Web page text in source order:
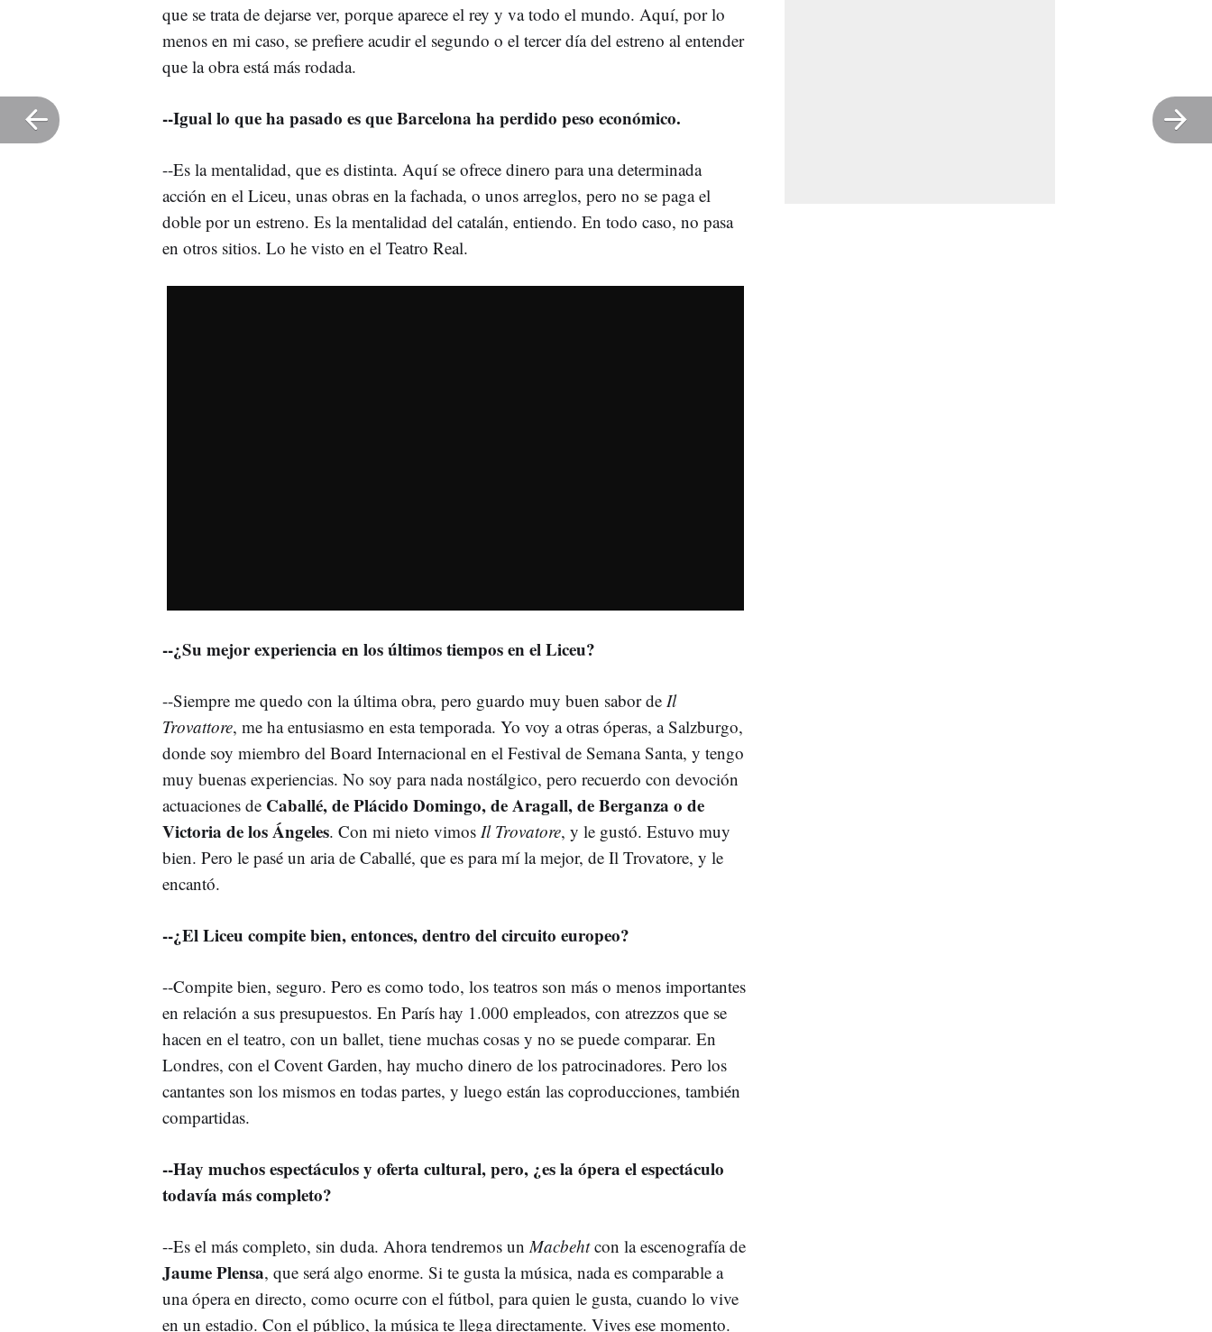
que se trata de dejarse ver, porque aparece el rey y va todo el mundo. Aquí, por lo
menos en mi caso, se prefiere acudir el segundo o el tercer día del estreno al entender
que la obra está más rodada.
--Igual lo que ha pasado es que Barcelona ha perdido peso económico.
--Es la mentalidad, que es distinta. Aquí se ofrece dinero para una determinada
acción en el Liceu, unas obras en la fachada, o unos arreglos, pero no se paga el
doble por un estreno. Es la mentalidad del catalán, entiendo. En todo caso, no pasa
en otros sitios. Lo he visto en el Teatro Real.
--¿Su mejor experiencia en los últimos tiempos en el Liceu?
--Siempre me quedo con la última obra, pero guardo muy buen sabor de Il
Trovattore, me ha entusiasmo en esta temporada. Yo voy a otras óperas, a Salzburgo,
donde soy miembro del Board Internacional en el Festival de Semana Santa, y tengo
muy buenas experiencias. No soy para nada nostálgico, pero recuerdo con devoción
actuaciones de Caballé, de Plácido Domingo, de Aragall, de Berganza o de
Victoria de los Ángeles. Con mi nieto vimos Il Trovatore, y le gustó. Estuvo muy
bien. Pero le pasé un aria de Caballé, que es para mí la mejor, de Il Trovatore, y le
encantó.
--¿El Liceu compite bien, entonces, dentro del circuito europeo?
--Compite bien, seguro. Pero es como todo, los teatros son más o menos importantes
en relación a sus presupuestos. En París hay 1.000 empleados, con atrezzos que se
hacen en el teatro, con un ballet, tiene muchas cosas y no se puede comparar. En
Londres, con el Covent Garden, hay mucho dinero de los patrocinadores. Pero los
cantantes son los mismos en todas partes, y luego están las coproducciones, también
compartidas.
--Hay muchos espectáculos y oferta cultural, pero, ¿es la ópera el espectáculo
todavía más completo?
--Es el más completo, sin duda. Ahora tendremos un Macbehtcon la escenografía de
Jaume Plensa, que será algo enorme. Si te gusta la música, nada es comparable a
una ópera en directo, como ocurre con el fútbol, para quien le gusta, cuando lo vive
en un estadio. Con el público, la música te llega directamente. Vives ese momento.